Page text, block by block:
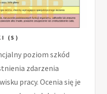
(S)
poziom szkód
zdarzenia
pracy. Ocenia się je